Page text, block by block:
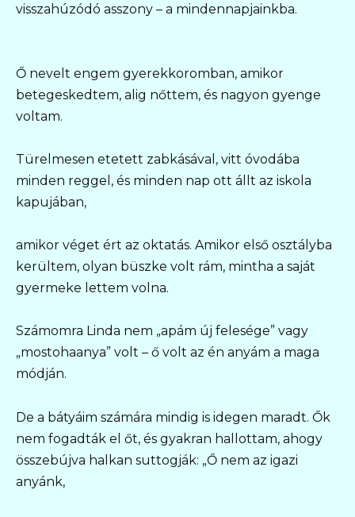
visszahúzódó asszony – a mindennapjainkba.
Ő nevelt engem gyerekkoromban, amikor
betegeskedtem, alig nőttem, és nagyon gyenge
voltam.
Türelmesen etetett zabkásával, vitt óvodába
minden reggel, és minden nap ott állt az iskola
kapujában,
amikor véget ért az oktatás. Amikor első osztályba
kerültem, olyan büszke volt rám, mintha a saját
gyermeke lettem volna.
Számomra Linda nem „apám új felesége” vagy
„mostohaanya” volt – ő volt az én anyám a maga
módján.
De a bátyáim számára mindig is idegen maradt. Ők
nem fogadták el őt, és gyakran hallottam, ahogy
összebújva halkan suttogják: „Ő nem az igazi
anyánk,